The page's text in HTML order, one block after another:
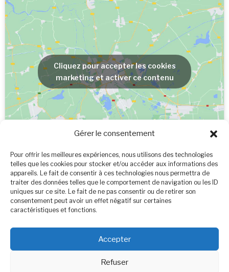
Gérer le consentement
Pour offrir les meilleures expériences, nous utilisons des technologies
telles que les cookies pour stocker et/ou accéder aux informations des
appareils. Le fait de consentir à ces technologies nous permettra de
traiter des données telles que le comportement de navigation ou les ID
uniques sur ce site. Le fait de ne pas consentir ou de retirer son
consentement peut avoir un effet négatif sur certaines
caractéristiques et fonctions.
Accepter
Refuser
Cliquez pour accepter les cookies
marketing et activer ce contenu
Cliquez pour accepter les cookies
marketing et activer ce contenu